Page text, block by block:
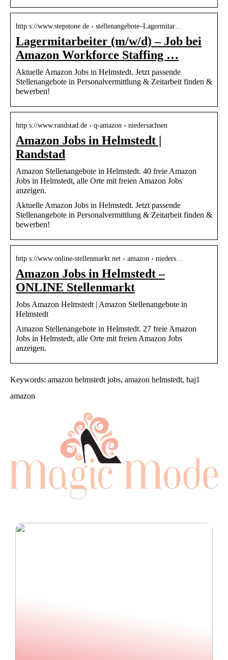
http s://www.stepstone.de › stellenangebote–Lagermitar…
Lagermitarbeiter (m/w/d) – Job bei
Amazon Workforce Staffing …
Aktuelle Amazon Jobs in Helmstedt. Jetzt passende
Stellenangebote in Personalvermittlung & Zeitarbeit finden &
bewerben!
http s://www.randstad.de › q-amazon › niedersachsen
Amazon Jobs in Helmstedt |
Randstad
Amazon Stellenangebote in Helmstedt. 40 freie Amazon
Jobs in Helmstedt, alle Orte mit freien Amazon Jobs
anzeigen.
Aktuelle Amazon Jobs in Helmstedt. Jetzt passende
Stellenangebote in Personalvermittlung & Zeitarbeit finden &
bewerben!
http s://www.online-stellenmarkt.net › amazon › nieders…
Amazon Jobs in Helmstedt –
ONLINE Stellenmarkt
Jobs Amazon Helmstedt | Amazon Stellenangebote in
Helmstedt
Amazon Stellenangebote in Helmstedt. 27 freie Amazon
Jobs in Helmstedt, alle Orte mit freien Amazon Jobs
anzeigen.
Keywords: amazon helmstedt jobs, amazon helmstedt, haj1
amazon